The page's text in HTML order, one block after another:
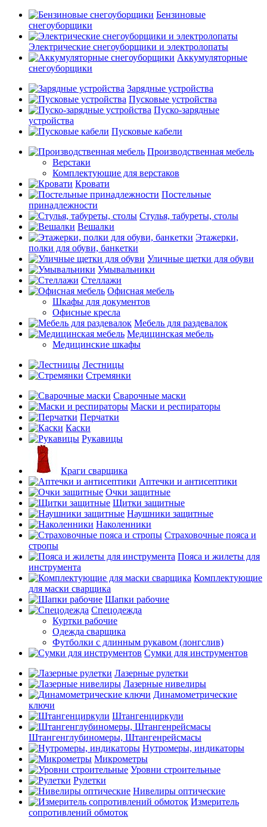
Бензиновые
снегоуборщики
Электрические снегоуборщики и электролопаты
Аккумуляторные
снегоуборщики
Зарядные устройства
Пусковые устройства
Пуско-зарядные
устройства
Пусковые кабели
Производственная мебель
Верстаки
Комплектующие для верстаков
Кровати
Постельные
принадлежности
Стулья, табуреты, столы
Вешалки
Этажерки,
полки для обуви, банкетки
Уличные щетки для обуви
Умывальники
Стеллажи
Офисная мебель
Шкафы для документов
Офисные кресла
Мебель для раздевалок
Медицинская мебель
Медицинские шкафы
Лестницы
Стремянки
Сварочные маски
Маски и респираторы
Перчатки
Каски
Рукавицы
Краги сварщика
Аптечки и антисептики
Очки защитные
Щитки защитные
Наушники защитные
Наколенники
Страховочные пояса и
стропы
Пояса и жилеты для
инструмента
Комплектующие
для маски сварщика
Шапки рабочие
Спецодежда
Куртки рабочие
Одежда сварщика
Футболки с длинным рукавом (лонгслив)
Сумки для инструментов
Лазерные рулетки
Лазерные нивелиры
Динамометрические
ключи
Штангенциркули
Штангенглубиномеры, Штангенрейсмасы
Нутромеры, индикаторы
Микрометры
Уровни строительные
Рулетки
Нивелиры оптические
Измеритель
сопротивлений обмоток